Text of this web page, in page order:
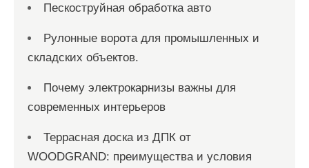
Пескоструйная обработка авто
Рулонные ворота для промышленных и
складских объектов.
Почему электрокарнизы важны для
современных интерьеров
Террасная доска из ДПК от
WOODGRAND: преимущества и условия